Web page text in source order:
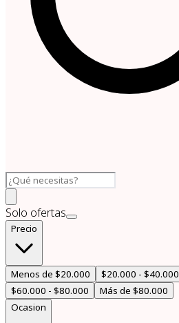
Solo ofertas
Precio
Menos de $20.000 $20.000 - $40.000
$60.000 - $80.000
Más de $80.000
Ocasion